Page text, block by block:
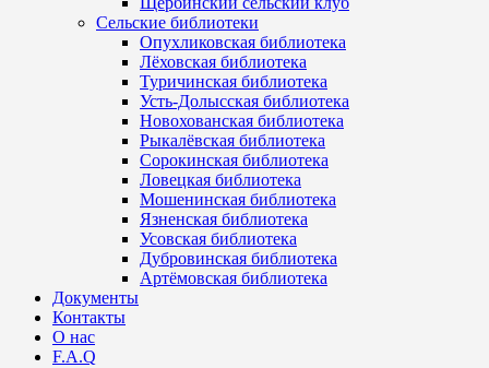
Сельские библиотеки
Опухликовская библиотека
Лёховская библиотека
Туричинская библиотека
Усть-Долысская библиотека
Новохованская библиотека
Рыкалёвская библиотека
Сорокинская библиотека
Ловецкая библиотека
Мошенинская библиотека
Язненская библиотека
Усовская библиотека
Дубровинская библиотека
Артёмовская библиотека
Документы
Контакты
О нас
F.A.Q